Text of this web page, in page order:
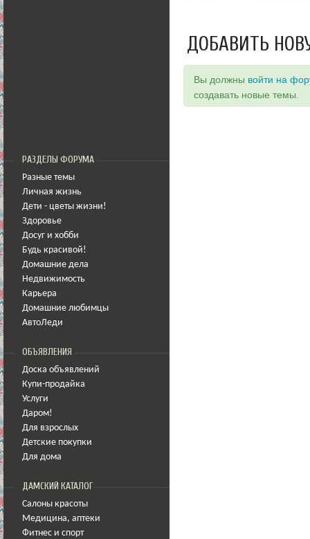
РАЗДЕЛЫ ФОРУМА
Разные темы
Личная жизнь
Дети - цветы жизни!
Здоровье
Досуг и хобби
Будь красивой!
Домашние дела
Недвижимость
Карьера
Домашние любимцы
АвтоЛеди
ОБЪЯВЛЕНИЯ
Доска объявлений
Купи-продайка
Услуги
Даром!
Для взрослых
Детские покупки
Для дома
ДАМСКИЙ КАТАЛОГ
Салоны красоты
Медицина, аптеки
Фитнес и спорт
ДОБАВИТЬ
Вы должны войти на
создавать новые темы.